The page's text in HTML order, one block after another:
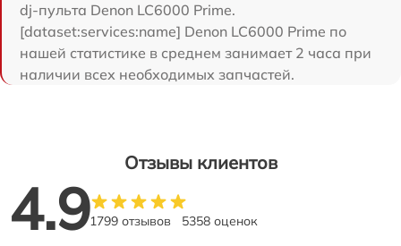
dj-пульта Denon LC6000 Prime.
[dataset:services:name] Denon LC6000 Prime по
нашей статистике в среднем занимает 2 часа при
наличии всех необходимых запчастей.
Отзывы клиентов
4.91799 отзывов 5358 оценок